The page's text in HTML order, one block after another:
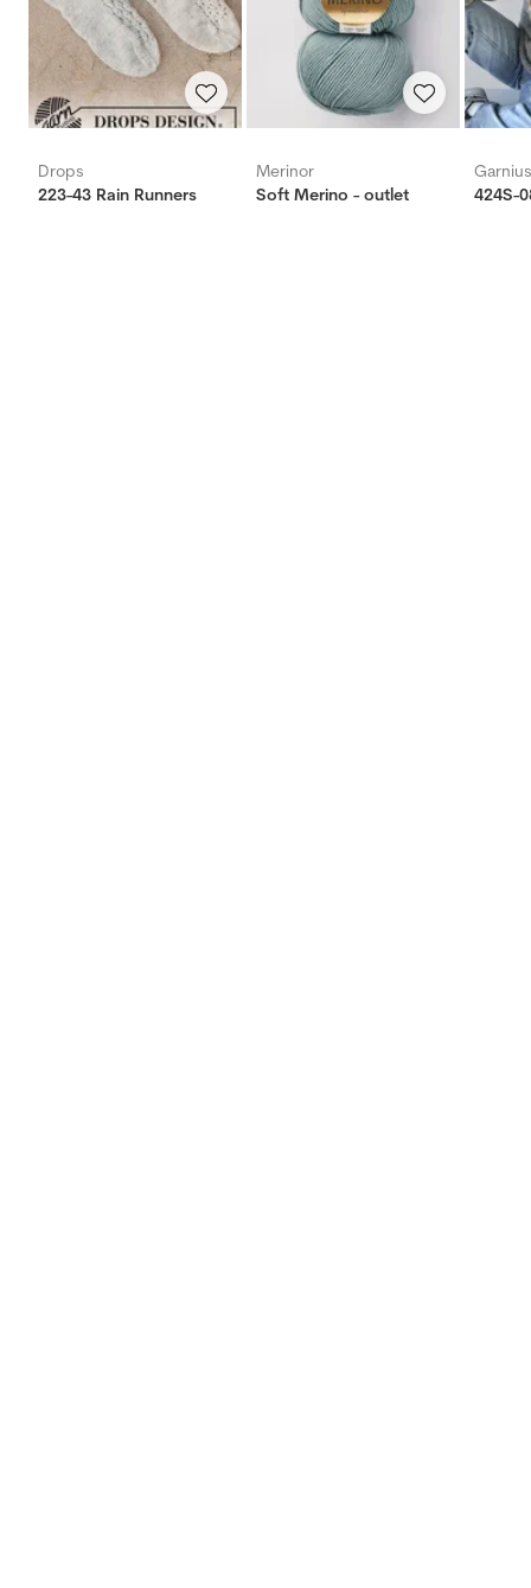
Drops
223-43 Rain Runners
Merinor
Soft Merino - outlet
Garnius
424S-